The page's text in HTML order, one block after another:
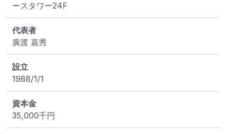
ースタワー24F
代表者
廣渡 嘉秀
設立
1988/1/1
資本金
35,000千円